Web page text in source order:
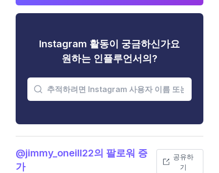
Instagram 활동이 궁금하신가요
원하는 인플루언서의?
@jimmy_oneill22의 팔로워 증
가
공유하
기